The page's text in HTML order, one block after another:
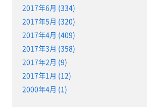
2017年6月 (334)
2017年5月 (320)
2017年4月 (409)
2017年3月 (358)
2017年2月 (9)
2017年1月 (12)
2000年4月 (1)